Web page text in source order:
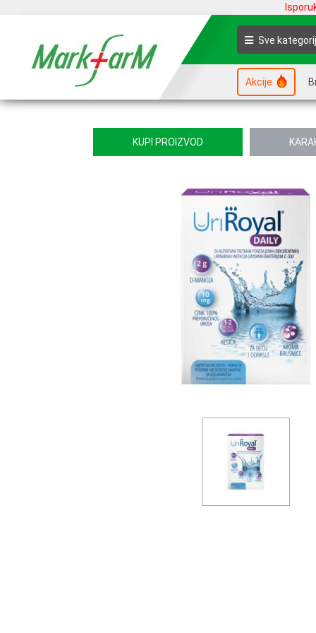
Sve
Akcije
KUPI PROIZVOD